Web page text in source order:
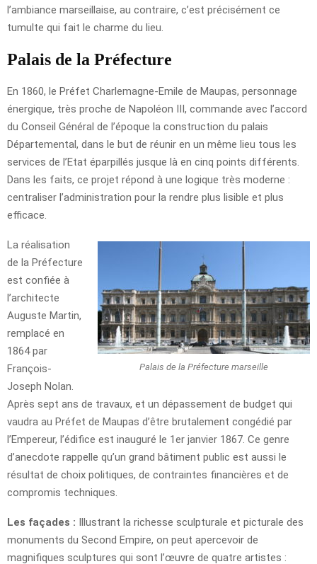
l’ambiance marseillaise, au contraire, c’est précisément ce
tumulte qui fait le charme du lieu.
Palais de la Préfecture
En 1860, le Préfet Charlemagne-Emile de Maupas, personnage
énergique, très proche de Napoléon III, commande avec l’accord
du Conseil Général de l’époque la construction du palais
Départemental, dans le but de réunir en un même lieu tous les
services de l’Etat éparpillés jusque là en cinq points différents.
Dans les faits, ce projet répond à une logique très moderne :
centraliser l’administration pour la rendre plus lisible et plus
efficace.
Palais de la Préfecture marseille
La réalisation
de la Préfecture
est confiée à
l’architecte
Auguste Martin,
remplacé en
1864 par
François-
Joseph Nolan.
Après sept ans de travaux, et un dépassement de budget qui
vaudra au Préfet de Maupas d’être brutalement congédié par
l’Empereur, l’édifice est inauguré le 1er janvier 1867. Ce genre
d’anecdote rappelle qu’un grand bâtiment public est aussi le
résultat de choix politiques, de contraintes financières et de
compromis techniques.
Les façades : Illustrant la richesse sculpturale et picturale des
monuments du Second Empire, on peut apercevoir de
magnifiques sculptures qui sont l’œuvre de quatre artistes :